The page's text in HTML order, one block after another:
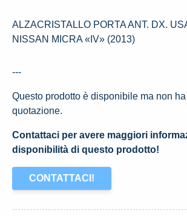
ALZACRISTALLO PORTA ANT. DX.
NISSAN MICRA «IV» (2013)
---
Questo prodotto è disponibile ma non
quotazione.
Contattaci per avere maggiori
disponibilità di questo prodotto!
CONTATTACI!